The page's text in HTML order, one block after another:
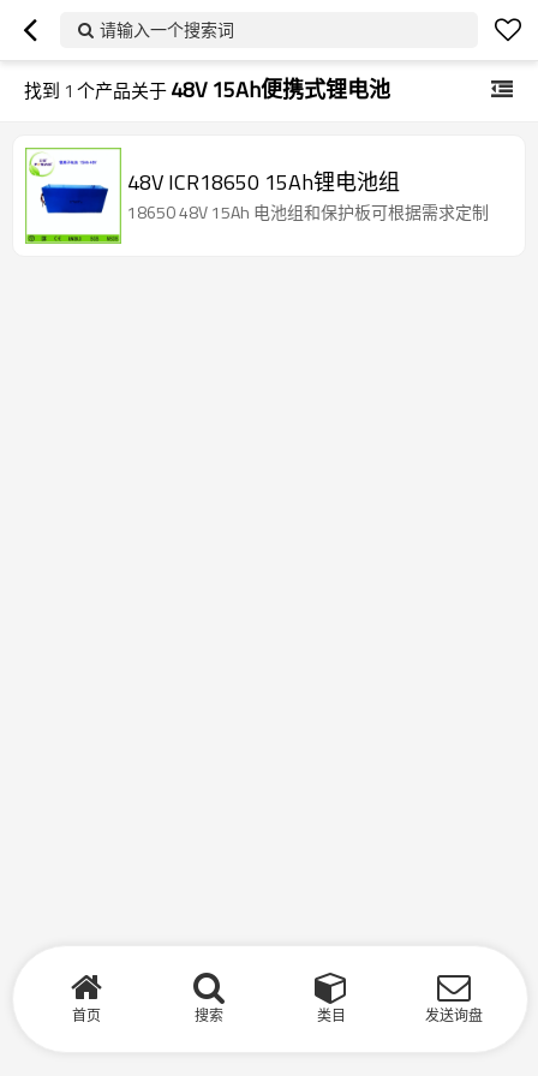
请输入一个搜索词
找到 1 个产品关于48V 15Ah便携式锂电池
48V ICR18650 15Ah锂电池组
18650 48V 15Ah 电池组和保护板可根据需求定制
首页 搜索 类目 发送询盘